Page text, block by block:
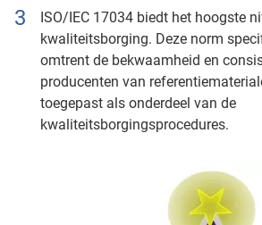
ISO/IEC 17034 biedt het hoogste
kwaliteitsborging. Deze norm
omtrent de bekwaamheid en
producenten van
toegepast als onderdeel van de
kwaliteitsborgingsprocedures.